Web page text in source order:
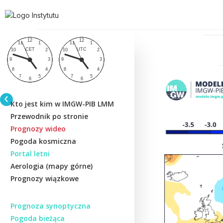
Kto jest kim w IMGW-PIB LMM
Przewodnik po stronie
Prognozy wideo
Pogoda kosmiczna
Portal letni
Aerologia (mapy górne)
Prognozy wiązkowe
Prognoza synoptyczna
Pogoda bieżąca